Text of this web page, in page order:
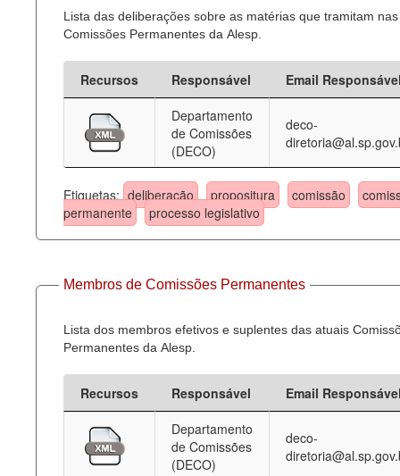
Lista das deliberações sobre as matérias que tramitam nas
Comissões Permanentes da Alesp.
Recursos Responsável
Email
Departamento
de Comissões
(DECO)
deco-
Etiquetas: deliberação propositura comissão
permanente
processo legislativo
Membros de Comissões Permanentes
Lista dos membros efetivos e suplentes das atuais
Permanentes da Alesp.
Recursos Responsável
Email
Departamento
de Comissões
(DECO)
deco-